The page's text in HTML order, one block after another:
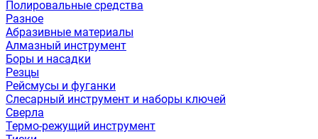
Полировальные средства
Разное
Абразивные материалы
Алмазный инструмент
Боры и насадки
Резцы
Рейсмусы и фуганки
Слесарный инструмент и наборы ключей
Сверла
Термо-режущий инструмент